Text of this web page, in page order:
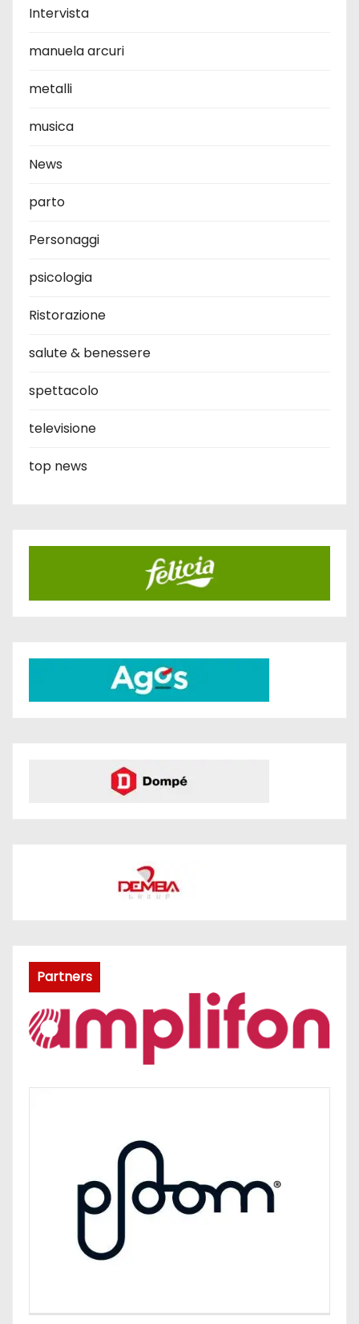
Intervista
manuela arcuri
metalli
musica
News
parto
Personaggi
psicologia
Ristorazione
salute & benessere
spettacolo
televisione
top news
Partners